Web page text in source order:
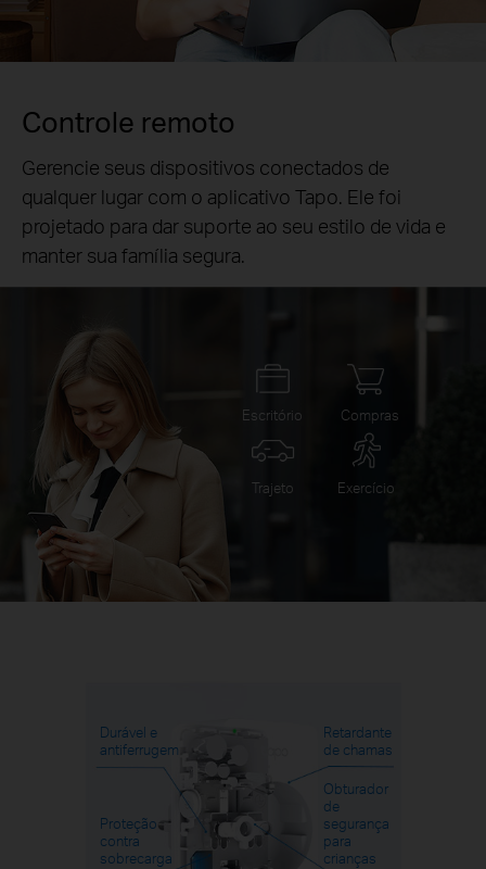
Controle remoto
Gerencie seus dispositivos conectados de
qualquer lugar com o aplicativo Tapo. Ele foi
projetado para dar suporte ao seu estilo de vida e
manter sua família segura.
Escritório Compras
Trajeto Exercício
Durável e
antiferrugem
Retardante
de chamas
Proteção
contra
sobrecarga
Obturador
de
segurança
para
crianças